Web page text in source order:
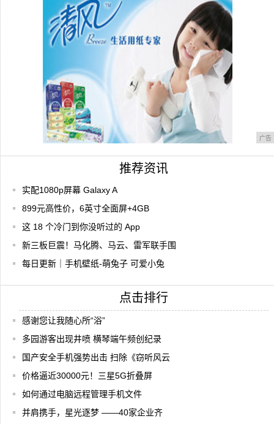
五一节放心购 安全支付手机选购指南
广告
推荐资讯
实配1080p屏幕 Galaxy A
899元高性价，6英寸全面屏+4GB
这 18 个冷门到你没听过的 App
新三板巨震！马化腾、马云、雷军联手围
每日更新｜手机壁纸-萌兔子 可爱小兔
点击排行
感谢您让我随心所“浴”
多园游客出现井喷 横琴端午频创纪录
国产安全手机强势出击 扫除《窃听风云
价格逼近30000元！三星5G折叠屏
如何通过电脑远程管理手机文件
并肩携手，星光逐梦 ——40家企业齐